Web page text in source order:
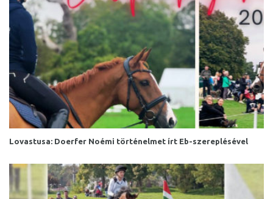
Lovastusa: Doerfer Noémi történelmet írt Eb-szereplésével